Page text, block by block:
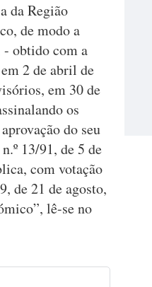
da Região
de modo a
- obtido com a
2 de abril de
em 30 de
os
do seu
13/91, de 5 de
com votação
de 21 de agosto,
lê-se no